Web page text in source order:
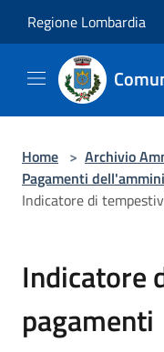
Regione Lombardia
Home > Archivio
Pagamenti
Indicatore di
Indicatore
pagamenti